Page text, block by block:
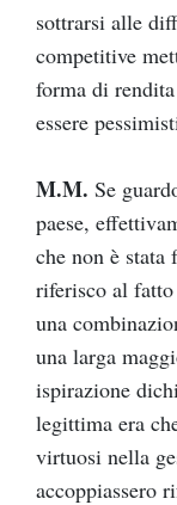
sottrarsi alle
competitive
forma di
essere
M.M. Se
paese,
che non è
riferisco al
una
una larga
ispirazione
legittima era
virtuosi nella
accoppiassero